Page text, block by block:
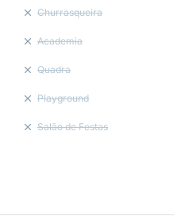
Churrasqueira
Academia
Quadra
Playground
Salão de Festas